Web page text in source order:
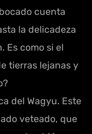
cuenta
la delicadeza
Es como si el
tierras lejanas y
del Wagyu. Este
veteado, que